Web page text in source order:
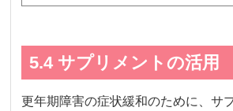
5.4 サプリメントの活用
更年期障害の症状緩和のために、サ